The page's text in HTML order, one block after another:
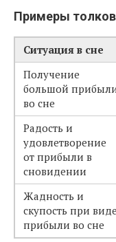
Примеры
Ситуация в сне
Получение
большой
во сне
Радость и
удовлетворение
от прибыли в
сновидении
Жадность и
скупость при виде
прибыли во сне